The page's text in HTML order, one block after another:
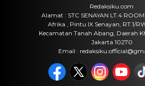
Rencana Gulingkan Pemerintah Iran
Gagal, 2 Pejabat Senior Mossad
Dilaporkan Dicopot
Jumat, 7 Agu 2026 - 14:56 WIB
POPULER